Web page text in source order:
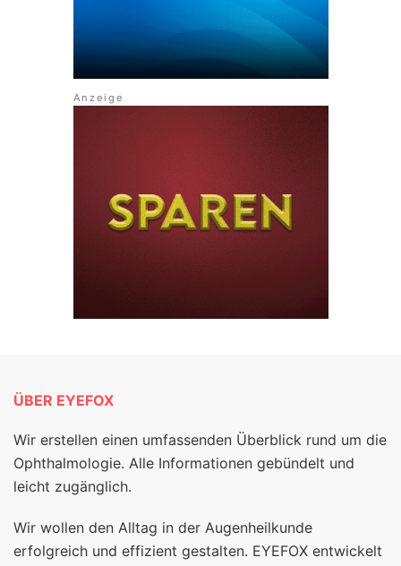
ÜBER EYEFOX
Wir erstellen einen umfassenden Überblick rund um die
Ophthalmologie. Alle Informationen gebündelt und
leicht zugänglich.
Wir wollen den Alltag in der Augenheilkunde
erfolgreich und effizient gestalten. EYEFOX entwickelt